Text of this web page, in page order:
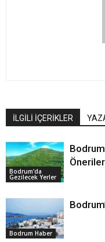
İLGİLİ İÇERİKLER
Bodrum'da
Gezilecek Yerler
Öneriler
Bodrum Haber